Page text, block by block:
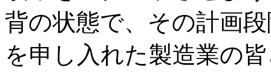
背の状態で、その計画
を申し入れた製造業の